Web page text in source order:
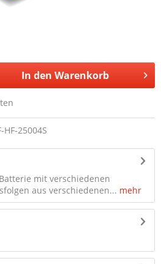
In den Warenkorb
HF-25004S
mit verschiedenen
aus verschiedenen... mehr